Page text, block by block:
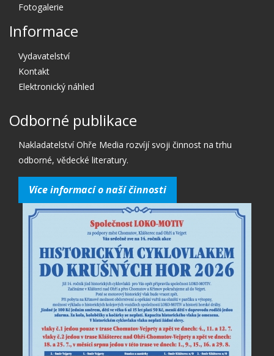
Fotogalerie
Informace
Vydavatelství
Kontakt
Elektronický náhled
Odborné publikace
Nakladatelství Ohře Media rozvíjí svoji činnost na trhu
odborné, vědecké literatury.
Více informací o naší činnosti